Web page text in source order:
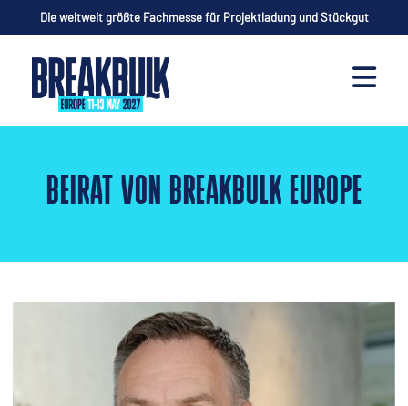
Die weltweit größte Fachmesse für Projektladung und Stückgut
BEIRAT VON BREAKBULK EUROPE